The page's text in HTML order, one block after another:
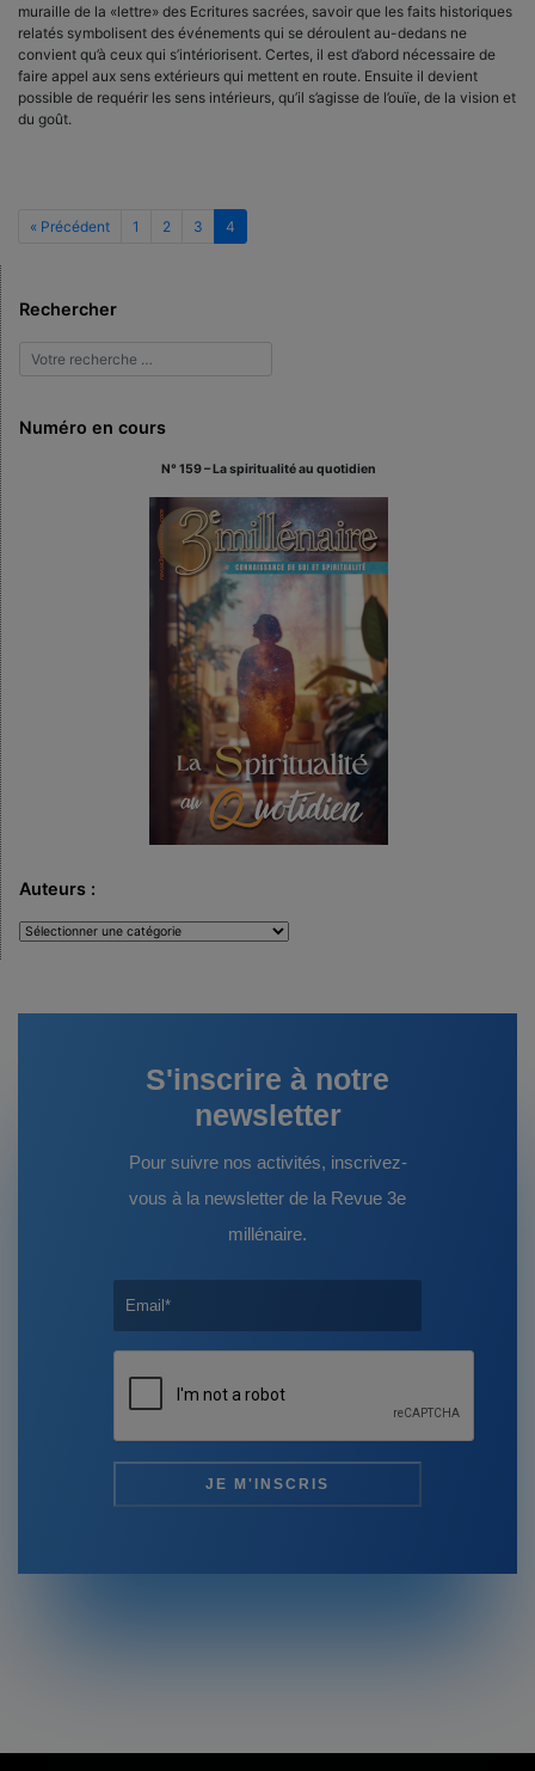
muraille de la «lettre» des Ecritures sacrées, savoir que les faits historiques
relatés symbolisent des événements qui se déroulent au-dedans ne
convient qu’à ceux qui s’intériorisent. Certes, il est d’abord nécessaire de
faire appel aux sens extérieurs qui mettent en route. Ensuite il devient
possible de requérir les sens intérieurs, qu’il s’agisse de l’ouïe, de la vision et
du goût.
« Précédent 1 2 3 4
Rechercher
Numéro en cours
N° 159 – La spiritualité au quotidien
Auteurs :
Auteurs
:
S'inscrire à notre
newsletter
Pour suivre nos activités, inscrivez-
vous à la newsletter de la Revue 3e
millénaire.